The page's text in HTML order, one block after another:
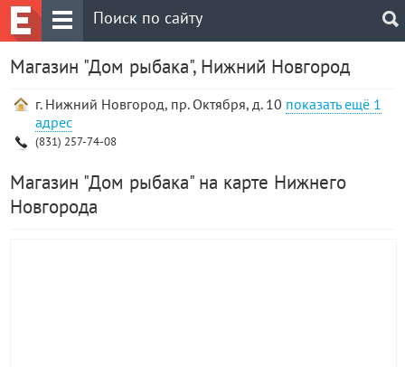
Магазин "Дом рыбака", Нижний Новгород
г. Нижний Новгород, пр. Октября, д. 10
1
адрес
(831) 257-74-08
Магазин "Дом рыбака" на карте Нижнего
Новгорода